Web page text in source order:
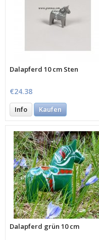
Dalapferd 10 cm Sten
€24.38
Info Kaufen
Dalapferd grün 10 cm